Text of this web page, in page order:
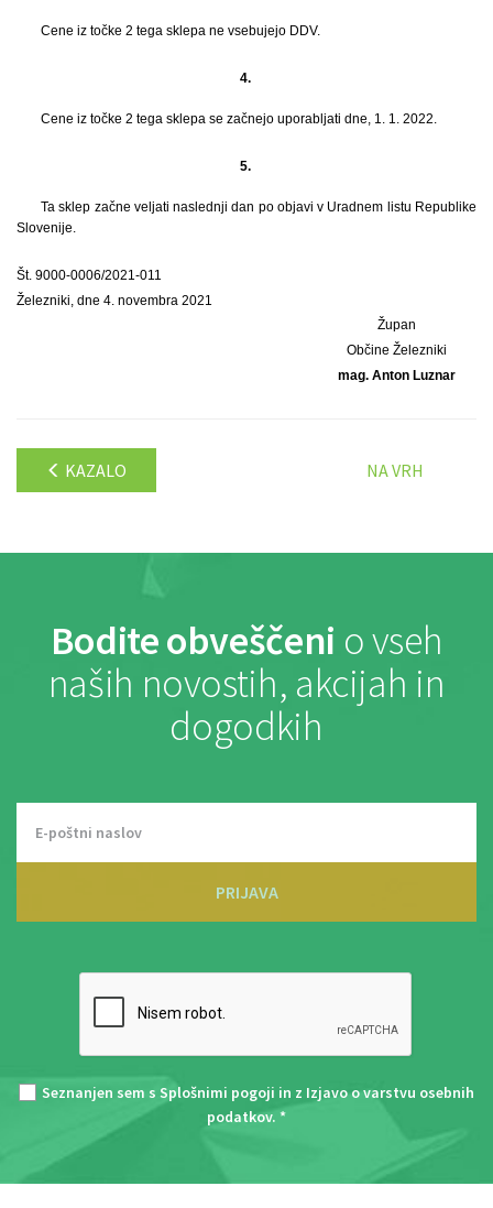
Cene iz točke 2 tega sklepa ne vsebujejo DDV.
4.
Cene iz točke 2 tega sklepa se začnejo uporabljati dne, 1. 1. 2022.
5.
Ta sklep začne veljati naslednji dan po objavi v Uradnem listu Republike
Slovenije.
Št. 9000-0006/2021-011
Železniki, dne 4. novembra 2021
Župan
Občine Železniki
mag. Anton Luznar
KAZALO NA VRH
Bodite obveščeni o vseh
naših novostih, akcijah in
dogodkih
PRIJAVA
Seznanjen sem s Splošnimi pogoji in z Izjavo o varstvu osebnih
podatkov. *